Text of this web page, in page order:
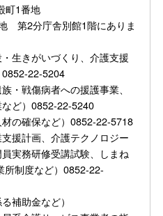
町1番地
第2分庁舎別館1階にありま
生きがいづくり、介護支援
22-5204
・戦傷病者への援護事業、
ど）0852-22-5240
の確保など）0852-22-5718
援計画、介護テクノロジー
実務研修受講試験、しまね
所制度など）0852-22-
補助金など）